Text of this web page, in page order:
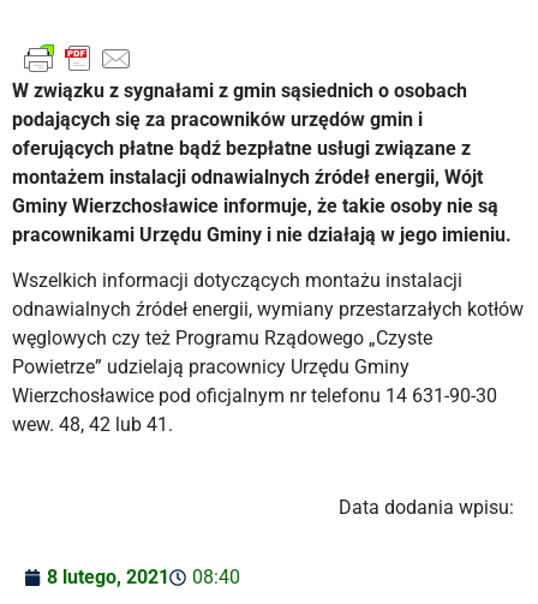
W związku z sygnałami z gmin sąsiednich o osobach
podających się za pracowników urzędów gmin i
oferujących płatne bądź bezpłatne usługi związane z
montażem instalacji odnawialnych źródeł energii, Wójt
Gminy Wierzchosławice informuje, że takie osoby nie są
pracownikami Urzędu Gminy i nie działają w jego imieniu.
Wszelkich informacji dotyczących montażu instalacji
odnawialnych źródeł energii, wymiany przestarzałych kotłów
węglowych czy też Programu Rządowego „Czyste
Powietrze” udzielają pracownicy Urzędu Gminy
Wierzchosławice pod oficjalnym nr telefonu 14 631-90-30
wew. 48, 42 lub 41.
Data dodania wpisu:
8 lutego, 2021 08:40